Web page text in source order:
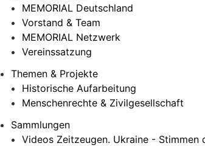
MEMORIAL Deutschland
Vorstand & Team
MEMORIAL Netzwerk
Vereinssatzung
Themen & Projekte
Historische Aufarbeitung
Menschenrechte & Zivilgesellschaft
Sammlungen
Videos Zeitzeugen. Ukraine - Stimmen